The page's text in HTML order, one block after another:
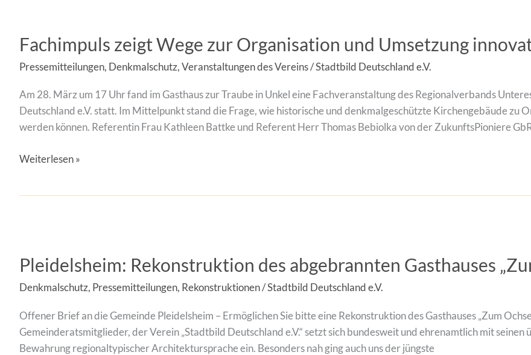
Fachimpuls zeigt Wege zur Organisation und Umsetzung
Pressemitteilungen, Denkmalschutz,Veranstaltungen des Vereins/Stadtbild Deutschland e.V.
Am 28. März um 17 Uhr fand im Gasthaus zur Traube in Unkel eine Fachveranstaltung des Regionalverbands
Deutschland e.V. statt. Im Mittelpunkt stand die Frage, wie historische und denkmalgeschützte Kirchengebäude
werden können. Referentin Frau Kathleen Battke und Referent Herr Thomas Bebiolka von der ZukunftsPioniere
Wege
Organisation
und
Umsetzung
innovativer
Weiterlesen »
Pleidelsheim: Rekonstruktion des abgebrannten Gasthauses
Denkmalschutz, Pressemitteilungen, Rekonstruktionen/Stadtbild Deutschland e.V.
Offener Brief an die Gemeinde Pleidelsheim – Ermöglichen Sie bitte eine Rekonstruktion des Gasthauses „Zum
Gemeinderatsmitglieder, der Verein „Stadtbild Deutschland e.V.“ setzt sich bundesweit und ehrenamtlich mit
Bewahrung regionaltypischer Architektursprache ein. Besonders nah ging auch uns der jüngste
des
Gasthauses
„Zum
Ochsen“
ermöglichen